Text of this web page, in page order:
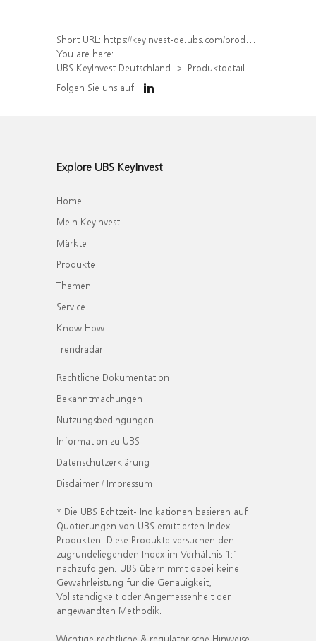
Short URL: https://keyinvest-de.ubs.com/produkt/detail/index/isin/DE000UQ9NGW0
You are here:
UBS KeyInvest Deutschland
Produktdetail
Folgen Sie uns auf
Explore UBS KeyInvest
Home
Mein KeyInvest
Märkte
Produkte
Themen
Service
Know How
Trendradar
Rechtliche Dokumentation
Bekanntmachungen
Nutzungsbedingungen
Information zu UBS
Datenschutzerklärung
Disclaimer / Impressum
* Die UBS Echtzeit- Indikationen basieren auf
Quotierungen von UBS emittierten Index-
Produkten. Diese Produkte versuchen den
zugrundeliegenden Index im Verhältnis 1:1
nachzufolgen. UBS übernimmt dabei keine
Gewährleistung für die Genauigkeit,
Vollständigkeit oder Angemessenheit der
angewandten Methodik.